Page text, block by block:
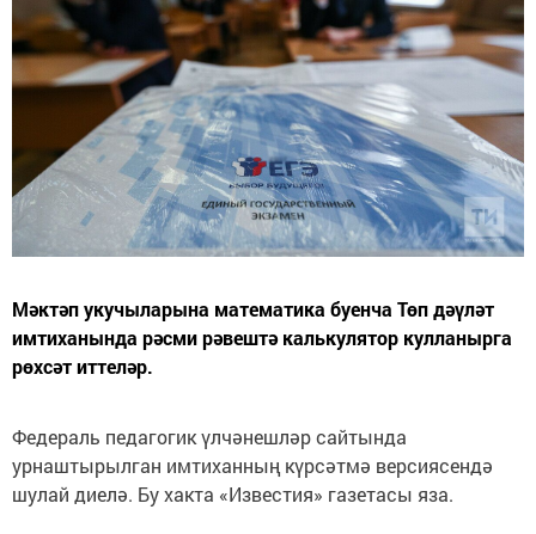
Мәктәп укучыларына математика буенча Төп дәүләт
имтиханында рәсми рәвештә калькулятор кулланырга
рөхсәт иттеләр.
Федераль педагогик үлчәнешләр сайтында
урнаштырылган имтиханның күрсәтмә версиясендә
шулай диелә. Бу хакта «Известия» газетасы яза.